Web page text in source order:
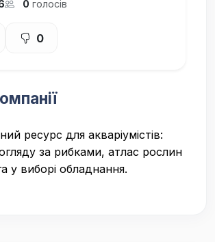
0 голосів
0
ресурс для акваріумістів:
за рибками, атлас рослин
у виборі обладнання.